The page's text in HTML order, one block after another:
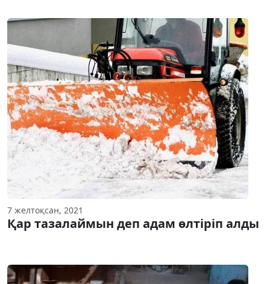
7 желтоқсан, 2021
Қар тазалаймын деп адам өлтіріп алды